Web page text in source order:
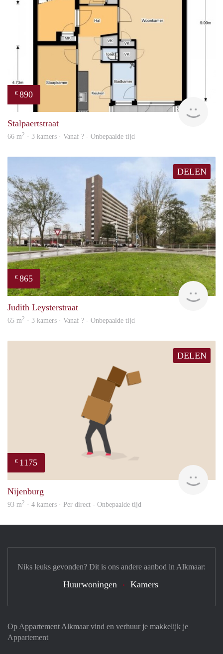
€ 890
Stalpaertstraat
66 m2 · 3 kamers · Vanaf ? - Onbepaalde tijd
DELEN
€ 865
rent
Judith Leysterstraat
65 m2 · 3 kamers · Vanaf ? - Onbepaalde tijd
DELEN
€ 1175
Nijenburg
93 m2 · 4 kamers · Per direct - Onbepaalde tijd
Op Appartement Alkmaar vind en verhuur je makkelijk je
Appartement
Niks leuks gevonden? Dit is ons andere aanbod in Alkmaar:
Huurwoningen Kamers